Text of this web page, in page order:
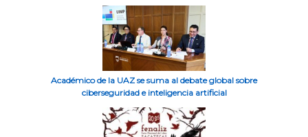
Académico de la UAZ se suma al debate global sobre
ciberseguridad e inteligencia artificial